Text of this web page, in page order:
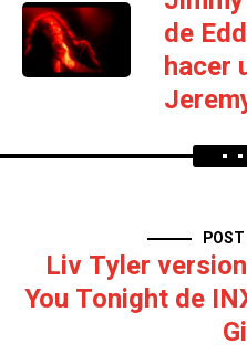
de
hacer
Liv Tyler
You Tonight de